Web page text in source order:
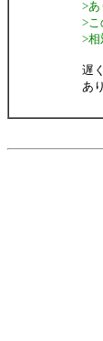
>あ
>
>相
遅
あ